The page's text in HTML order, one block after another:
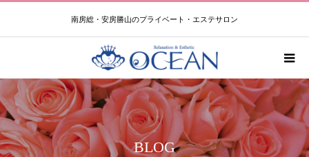
南房総・安房勝山のプライベート・エステサロン
BLOG